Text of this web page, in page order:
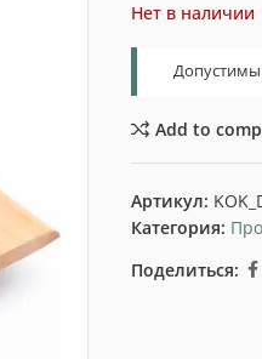
Нет в наличии
Допустимы
Add to
Артикул:
Категория:
Поделиться: